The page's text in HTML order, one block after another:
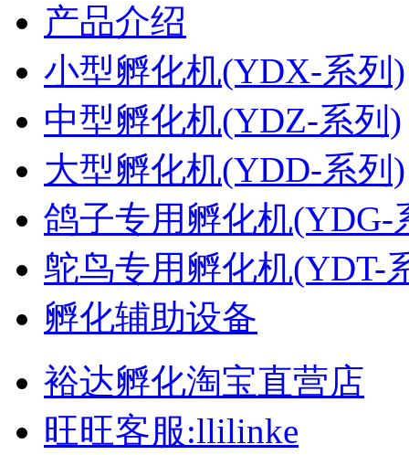
产品介绍
小型孵化机(YDX-系列)
中型孵化机(YDZ-系列)
大型孵化机(YDD-系列)
鸽子专用孵化机(YDG-
鸵鸟专用孵化机(YDT-
孵化辅助设备
裕达孵化淘宝直营店
旺旺客服:llilinke